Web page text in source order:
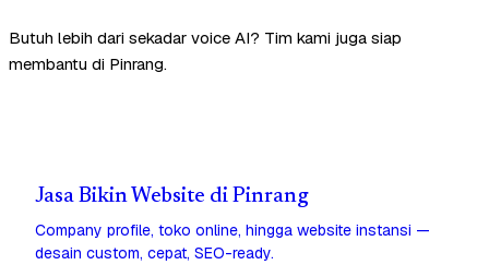
Butuh lebih dari sekadar voice AI? Tim kami juga siap
membantu di Pinrang.
Jasa Bikin Website di Pinrang
Company profile, toko online, hingga website instansi —
desain custom, cepat, SEO-ready.